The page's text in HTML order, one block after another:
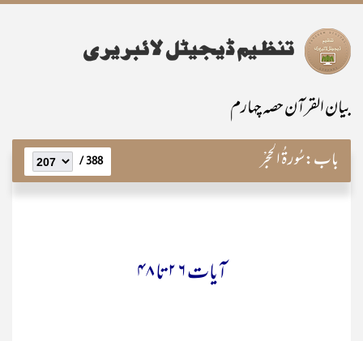
بیان القرآن حصہ چہارم
باب:سُورۃُ الحِجْر 388 /
آیات ۶ ۲تا ۴۸